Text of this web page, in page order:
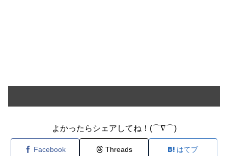
よかったらシェアしてね！(⌒∇⌒)
Facebook Threads はてブ